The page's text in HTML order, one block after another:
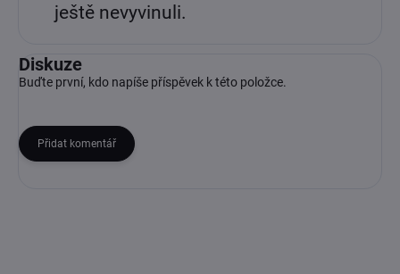
ještě nevyvinuli.
Diskuze
Buďte první, kdo napíše příspěvek k této položce.
Přidat komentář